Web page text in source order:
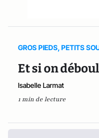
GROS PIEDS, PETITS
Et si on
Isabelle Larmat
1 min de lecture